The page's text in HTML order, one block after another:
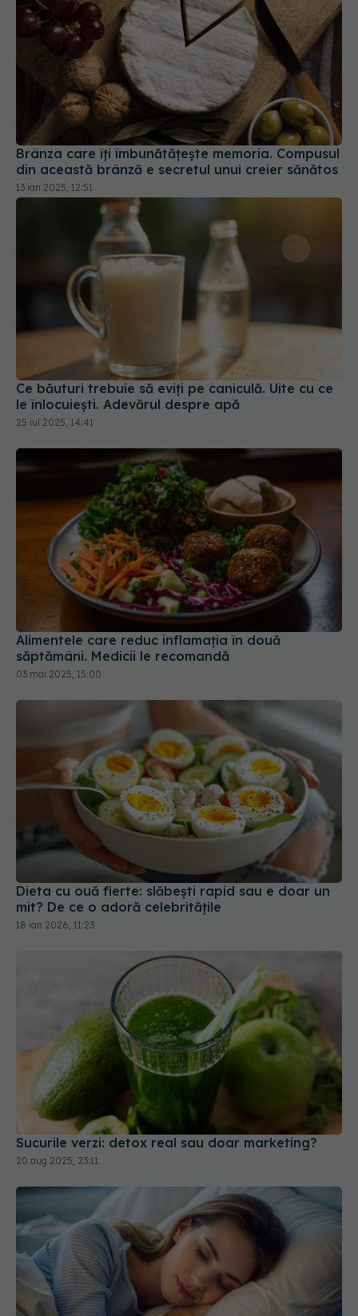
Brânza care îți îmbunătățește memoria. Compusul
din această brânză e secretul unui creier sănătos
13 ian 2025, 12:51
Ce băuturi trebuie să eviți pe caniculă. Uite cu ce
le înlocuiești. Adevărul despre apă
25 iul 2025, 14:41
Alimentele care reduc inflamația în două
săptămâni. Medicii le recomandă
03 mai 2025, 15:00
Dieta cu ouă fierte: slăbești rapid sau e doar un
mit? De ce o adoră celebritățile
18 ian 2026, 11:23
Sucurile verzi: detox real sau doar marketing?
20 aug 2025, 23:11